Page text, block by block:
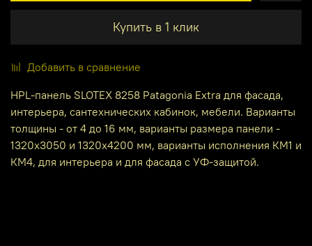
Купить в 1 клик
Добавить в сравнение
HPL-панель SLOTEX 8258 Patagonia Extra для фасада,
интерьера, сантехнических кабинок, мебели. Варианты
толщины - от 4 до 16 мм, варианты размера панели -
1320х3050 и 1320х4200 мм, варианты исполнения КМ1 и
КМ4, для интерьера и для фасада с УФ-защитой.